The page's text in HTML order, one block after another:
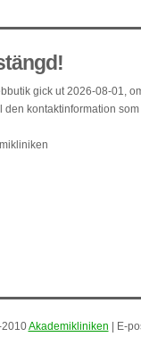
gick ut 2026-08-01,
den kontaktinformation
Akademikliniken | E-